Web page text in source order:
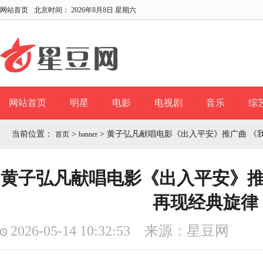
网站首页 北京时间： 2026年8月8日 星期六
网站首页 明星 电影 电视剧 音乐 综
当前位置： 首页 > banner > 黄子弘凡献唱电影《出入平安》推广曲 《
黄子弘凡献唱电影《出入平安》
再现经典旋律
2026-05-14 10:32:53 来源：星豆网